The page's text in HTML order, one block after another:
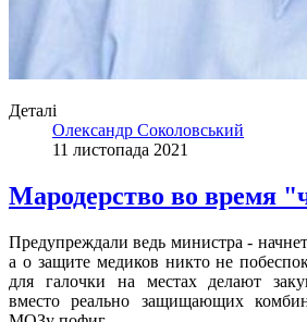
Деталі
Олександр Соколовський
11 листопада 2021
Мародерство во время
Предупреждали ведь министра -
а о защите медиков никто не
для галочки на местах делают
вместо реально защищающих